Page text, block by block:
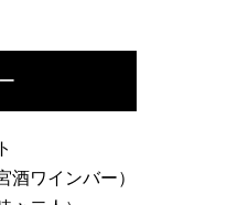
酒ワインバー）